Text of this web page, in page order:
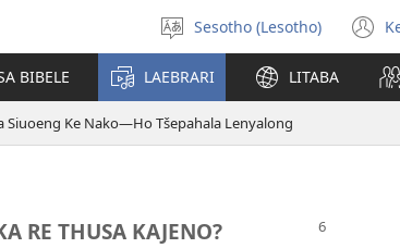
Khetha
puo
Sesotho (Lesotho)
BIBELE LAEBRARI LITABA
Siuoeng Ke Nako—Ho Tšepahala Lenyalong
RE THUSA KAJENO?